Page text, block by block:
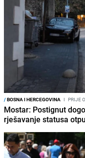
/BOSNA I HERCEGOVINA I PRIJE
Mostar: Postignut
rješavanje statusa